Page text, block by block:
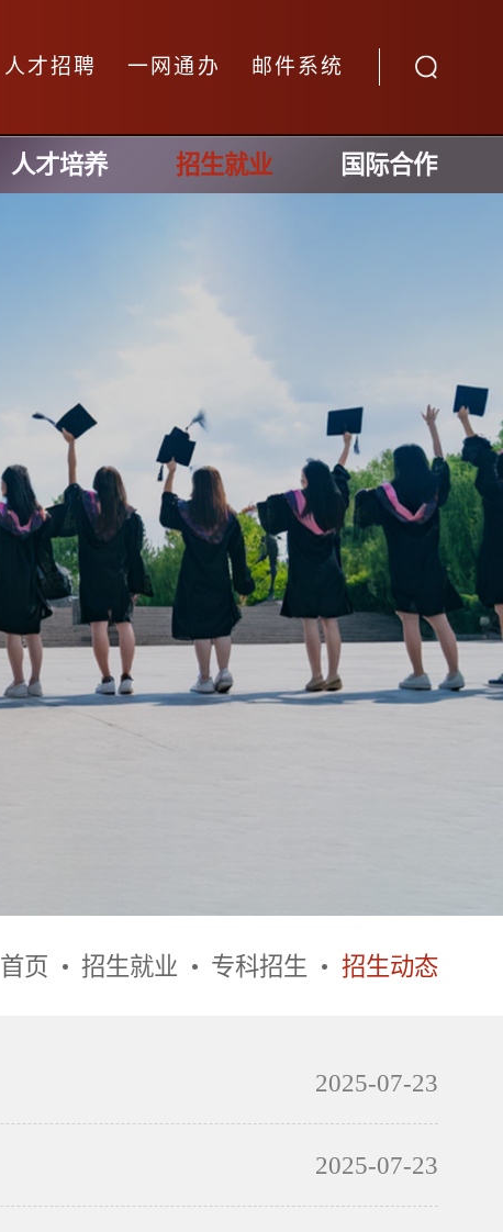
人才招聘 一网通办 邮件系统
人才培养 招生就业 国际合作
首页 招生就业 专科招生 招生动态
2025-07-23
2025-07-23